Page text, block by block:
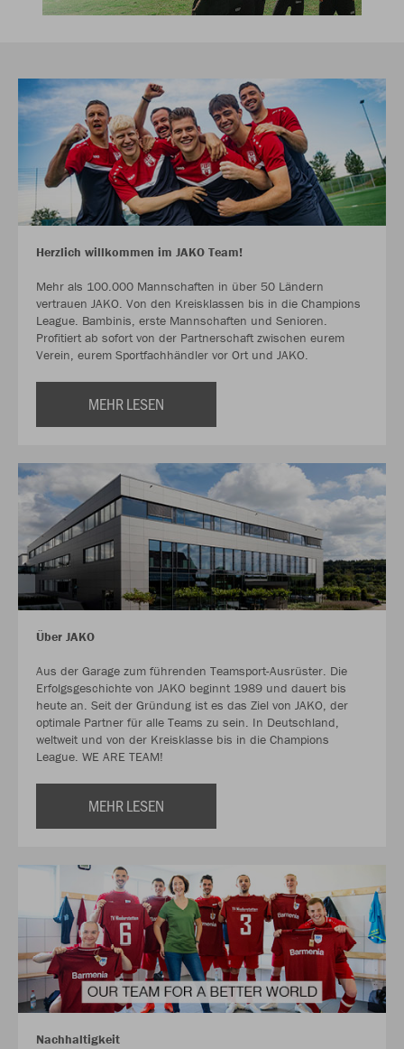
Herzlich willkommen im JAKO Team!
Mehr als 100.000 Mannschaften in über 50 Ländern
vertrauen JAKO. Von den Kreisklassen bis in die Champions
League. Bambinis, erste Mannschaften und Senioren.
Profitiert ab sofort von der Partnerschaft zwischen eurem
Verein, eurem Sportfachhändler vor Ort und JAKO.
MEHR LESEN
Über JAKO
Aus der Garage zum führenden Teamsport-Ausrüster. Die
Erfolgsgeschichte von JAKO beginnt 1989 und dauert bis
heute an. Seit der Gründung ist es das Ziel von JAKO, der
optimale Partner für alle Teams zu sein. In Deutschland,
weltweit und von der Kreisklasse bis in die Champions
League. WE ARE TEAM!
MEHR LESEN
Nachhaltigkeit